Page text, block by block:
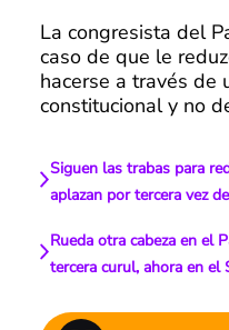
La congresista del
caso de que le
hacerse a través de
constitucional y no
Siguen las trabas para
aplazan por tercera vez
Rueda otra cabeza en el
tercera curul, ahora en el